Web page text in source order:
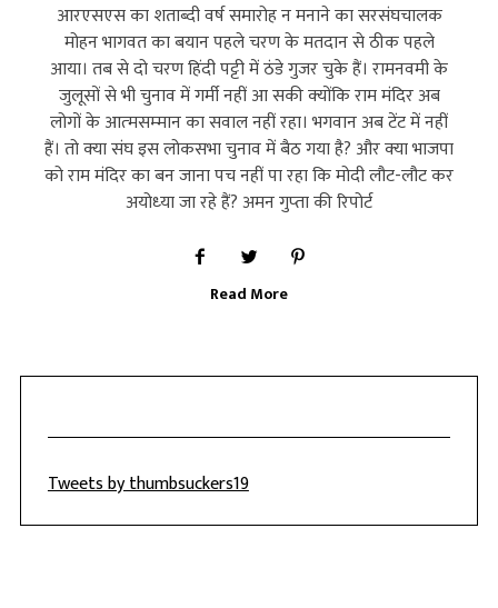
आरएसएस का शताब्‍दी वर्ष समारोह न मनाने का सरसंघचालक
मोहन भागवत का बयान पहले चरण के मतदान से ठीक पहले
आया। तब से दो चरण हिंदी पट्टी में ठंडे गुजर चुके हैं। रामनवमी के
जुलूसों से भी चुनाव में गर्मी नहीं आ सकी क्‍योंकि राम मंदिर अब
लोगों के आत्‍मसम्‍मान का सवाल नहीं रहा। भगवान अब टेंट में नहीं
हैं। तो क्‍या संघ इस लोकसभा चुनाव में बैठ गया है? और क्‍या भाजपा
को राम मंदिर का बन जाना पच नहीं पा रहा कि मोदी लौट-लौट कर
अयोध्‍या जा रहे हैं? अमन गुप्‍ता की रिपोर्ट
Read More
Tweets by thumbsuckers19